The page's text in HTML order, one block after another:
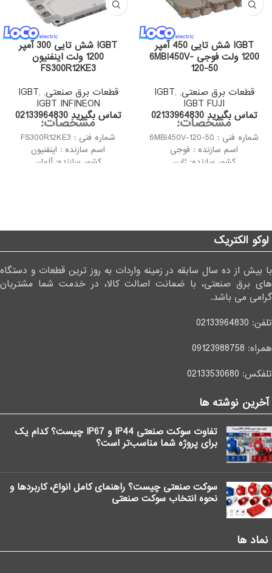
IGBT شش تایی 450 آمپر
1200 ولت فوجی 6MBI450V-
120-50
قطعات برق صنعتی,
IGBT,
IGBT FUJI
تماس بگیرید 02133964830مشخصات:
شماره فنی : 6MBI450V-120-50
اسم سازنده : فوجی
کشور سازنده: ژاپن
استفاده قرار گیرد.
IGBT شش تایی 300 آمپر
1200 ولت اینفنیون
FS300R12KE3
قطعات برق صنعتی,
IGBT,
IGBT INFINEON
تماس بگیرید 02133964830مشخصات:
شماره فنی : FS300R12KE3
اسم سازنده : اینفنیون
کشور سازنده: آلمان
ای که دارد می تواند در سوئیچینگ
لوکو الکتریک
با بیش از ده سال سابقه در زمینه واردات به روز ترین قطعات و دستگاه
های برق صنعتی، با ضمانت اصالت کالا، در خدمت شما مشتریان
گرامی می باشد.
تلفن: 02133964830
همراه: 09123988758
تلفکس: 02133530680
آخرین نوشته ها
تفاوت سوکت صنعتی IP44 و IP67 چیست؟ کدام یک
برای پروژه شما مناسب‌تر است؟
سوکت صنعتی چیست؟ راهنمای کامل انواع، کاربردها و
نحوه انتخاب سوکت صنعتی
نماد ها